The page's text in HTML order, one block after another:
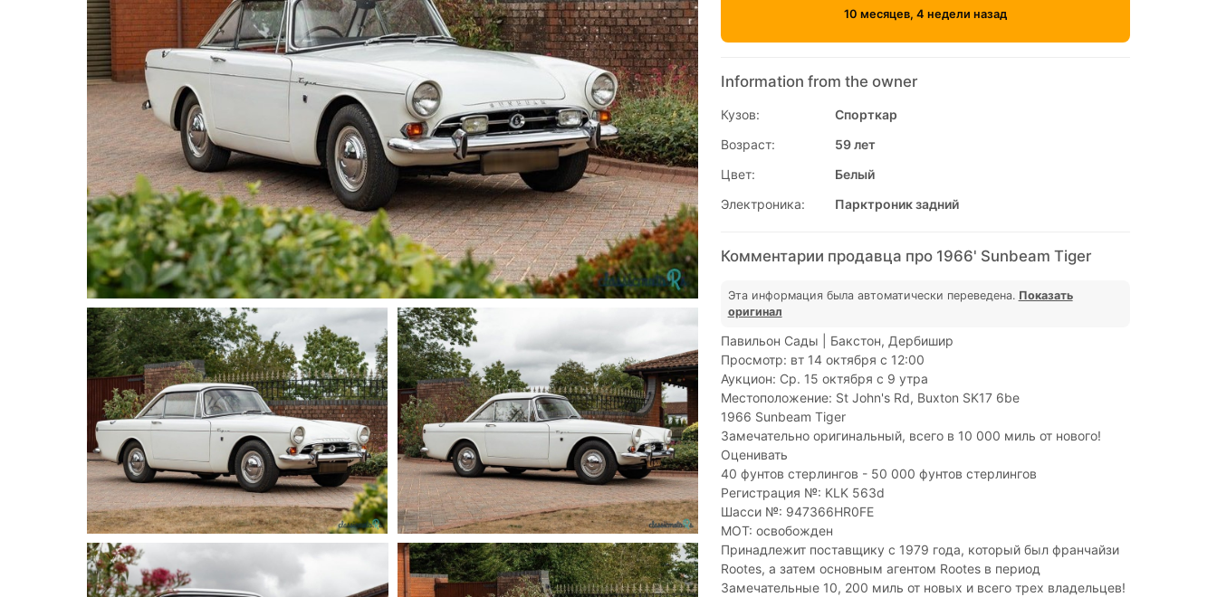
10 месяцев, 4 недели назад
Information from the owner
Кузов:
Спорткар
Возраст:
59 лет
Цвет:
Белый
Электроника:
Парктроник задний
Комментарии продавца про 1966' Sunbeam Tiger
Эта информация была автоматически переведена. Показать
оригинал
Павильон Сады | Бакстон, Дербишир
Просмотр: вт 14 октября с 12:00
Аукцион: Ср. 15 октября с 9 утра
Местоположение: St John's Rd, Buxton SK17 6be
1966 Sunbeam Tiger
Замечательно оригинальный, всего в 10 000 миль от нового!
Оценивать
40 фунтов стерлингов - 50 000 фунтов стерлингов
Регистрация №: KLK 563d
Шасси №: 947366HR0FE
MOT: освобожден
Принадлежит поставщику с 1979 года, который был франчайзи
Rootes, а затем основным агентом Rootes в период
Замечательные 10, 200 миль от новых и всего трех владельцев!